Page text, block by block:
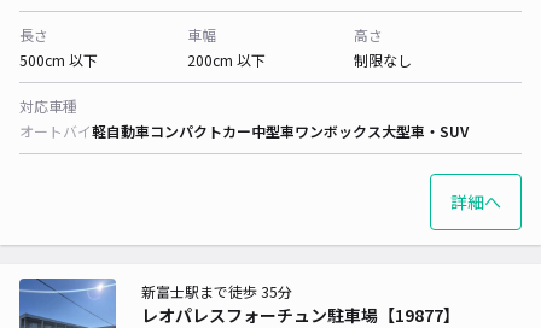
長さ
500cm 以下
車幅
200cm 以下
高さ
制限なし
対応車種
オートバイ軽自動車コンパクトカー中型車ワンボックス大型車・SUV
詳細へ
レオパレスフォーチュン駐車場【19877】
新富士駅まで徒歩 35分